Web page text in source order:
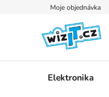
Moje objednávka
Elektronika